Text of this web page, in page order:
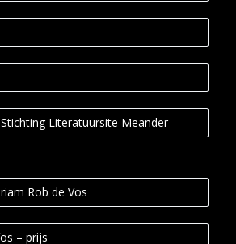
Literatuursite Meander
Rob de Vos
– prijs